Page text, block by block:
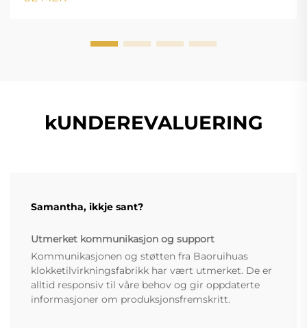
!important; font-v...
kUNDEREVALUERING
Samantha, ikkje sant?
Utmerket kommunikasjon og support
Kommunikasjonen og støtten fra Baoruihuas
klokketilvirkningsfabrikk har vært utmerket. De er
alltid responsiv til våre behov og gir oppdaterte
informasjoner om produksjonsfremskritt.